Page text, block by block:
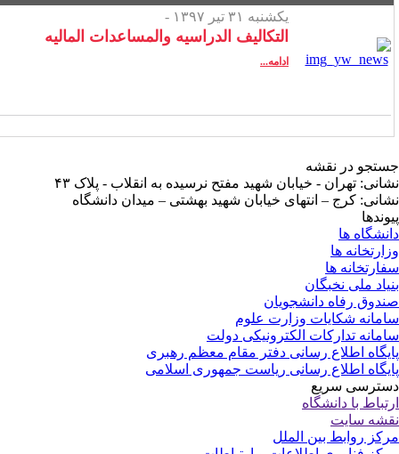
یکشنبه ۳۱ تیر ۱۳۹۷ -
التکالیف الدراسیه والمساعدات المالیه
ادامه...
در نقشه
تهران - خیابان شهید مفتح نرسیده به انقلاب - پلاک ۴۳
کرج – انتهای خیابان شهید بهشتی – میدان دانشگاه
ها
ها
ها
ملی نخبگان
رفاه دانشجویان
شکایات وزارت علوم
تدارکات الکترونیکی دولت
اطلاع رسانی دفتر مقام معظم رهبری
اطلاع رسانی ریاست جمهوری اسلامی
سریع
با دانشگاه
سایت
روابط بین الملل